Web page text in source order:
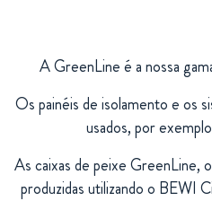
A GreenLine é a nossa
Os painéis de isolamento e os
usados, por
As caixas de peixe GreenLine,
produzidas utilizando o BEWI